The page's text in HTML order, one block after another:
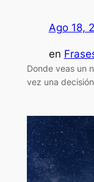
Ago 18,
en
Donde veas un
vez una